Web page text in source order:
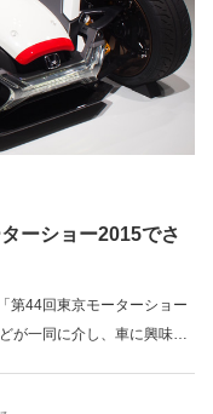
ーショー2015でさ
第44回東京モーターショー
が一同に介し、車に興味が